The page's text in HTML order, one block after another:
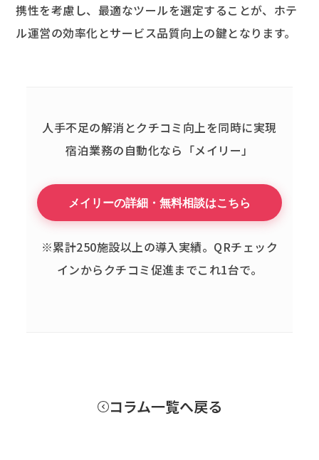
携性を考慮し、最適なツールを選定することが、ホテ
ル運営の効率化とサービス品質向上の鍵となります。
人手不足の解消とクチコミ向上を同時に実現
宿泊業務の自動化なら「メイリー」
メイリーの詳細・無料相談はこちら
※累計250施設以上の導入実績。QRチェック
インからクチコミ促進までこれ1台で。
コラム一覧へ戻る